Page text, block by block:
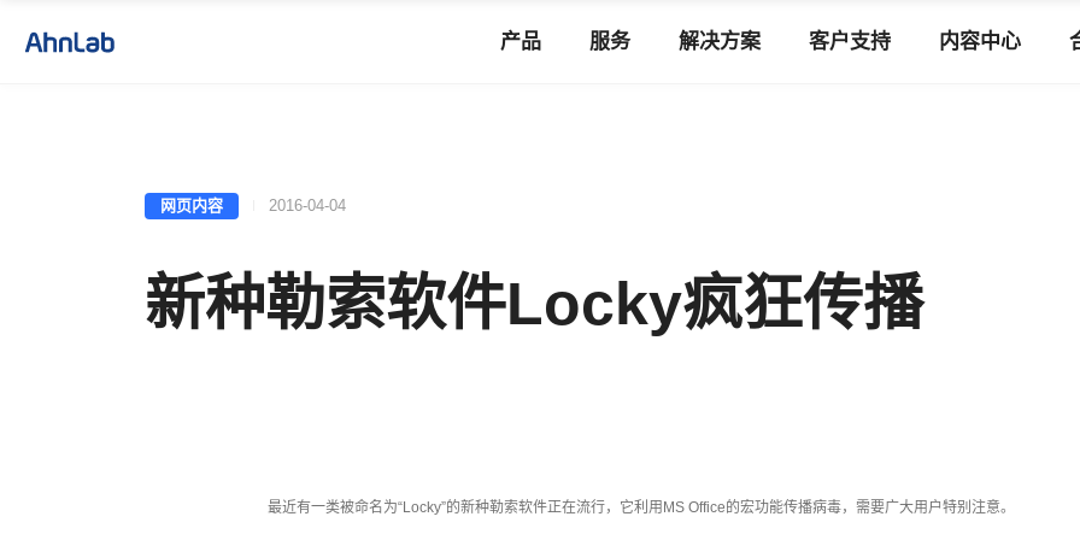
产品 服务 解决方案 客户支持 内容中心
网页内容 2016-04-04
新种勒索软件Locky疯狂传播
最近有一类被命名为“Locky”的新种勒索软件正在流行，它利用 MS Office的宏功能传播病毒，需要广大用户特别注意。